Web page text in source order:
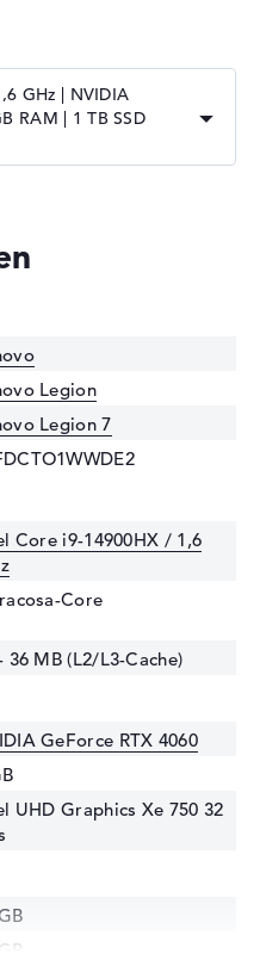
GHz | NVIDIA
RAM | 1 TB SSD
Legion
Legion 7
Core i9-14900HX / 1,6
Core
36 MB (L2/L3-Cache)
GeForce RTX 4060
UHD Graphics Xe 750 32